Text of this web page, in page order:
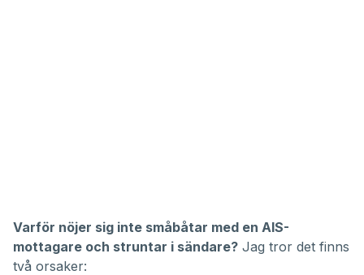
Varför nöjer sig inte småbåtar med en AIS-
mottagare och struntar i sändare? Jag tror det finns
två orsaker: